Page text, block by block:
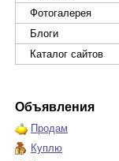
Фотогалерея
Блоги
Каталог сайтов
Объявления
Продам
Куплю